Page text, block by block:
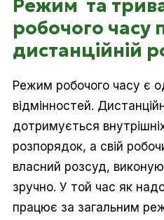
Режим та
робочого часу
дистанційній
Режим робочого часу є
відмінностей.
дотримується
розпорядок, а свій
власний розсуд,
зручно. У той час як
працює за загальним